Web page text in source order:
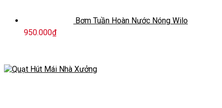
Bơm Tuần Hoàn Nước Nóng Wilo
950.000₫